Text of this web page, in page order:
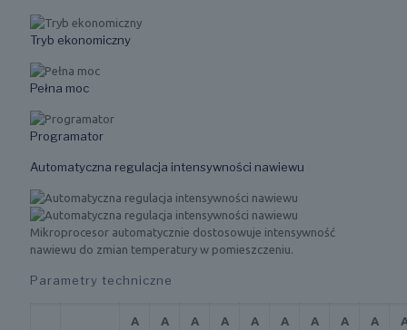
Tryb ekonomiczny
Pełna moc
Programator
Automatyczna regulacja intensywności nawiewu
Mikroprocesor automatycznie dostosowuje intensywność
nawiewu do zmian temperatury w pomieszczeniu.
Parametry techniczne
A
A
A
A
A
A
A
A
A